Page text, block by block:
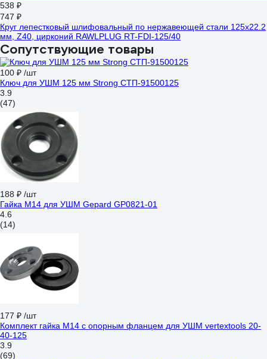
538 ₽
747 ₽
Круг лепестковый шлифовальный по нержавеющей стали 125x22.2
мм, Z40, цирконий RAWLPLUG RT-FDI-125/40
Сопутствующие товары
100 ₽ /шт
Ключ для УШМ 125 мм Strong СТП-91500125
3.9
(47)
188 ₽ /шт
Гайка М14 для УШМ Gepard GP0821-01
4.6
(14)
177 ₽ /шт
Комплект гайка М14 с опорным фланцем для УШМ vertextools 20-
40-125
3.9
(69)